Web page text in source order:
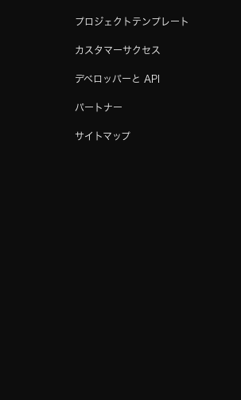
プロジェクトテンプレート
カスタマーサクセス
デベロッパーと API
パートナー
サイトマップ